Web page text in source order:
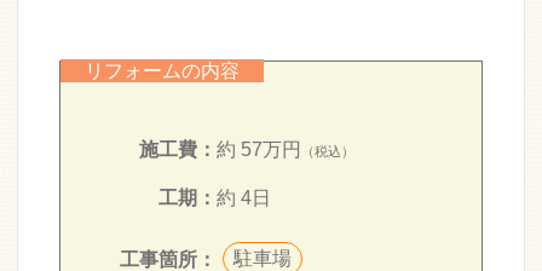
リフォームの内容
施工費： 約 57万円 （税込）
工期： 約 4日
工事箇所： 駐車場